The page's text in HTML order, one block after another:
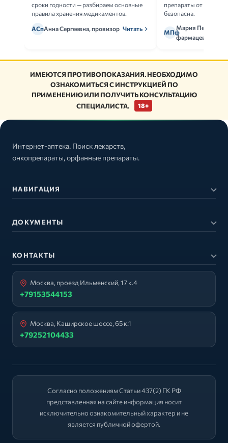
сроки годности — разбираем основные
правила хранения медикаментов.
АСпАнна Сергеевна, провизор Читать
препараты от
безопасна.
МПф
Мария Петрова,
фармацевт
ИМЕЮТСЯ ПРОТИВОПОКАЗАНИЯ. НЕОБХОДИМО
ОЗНАКОМИТЬСЯ С ИНСТРУКЦИЕЙ ПО
ПРИМЕНЕНИЮ ИЛИ ПОЛУЧИТЬ КОНСУЛЬТАЦИЮ
СПЕЦИАЛИСТА.
18+
Интернет-аптека. Поиск лекарств,
онкопрепараты, орфанные препараты.
НАВИГАЦИЯ
ДОКУМЕНТЫ
КОНТАКТЫ
Москва, проезд Ильменский, 17 к.4
+79153544153
Москва, Каширское шоссе, 65 к.1
+79252104433
Согласно положениям Статьи 437(2) ГК РФ
представленная на сайте информация носит
исключительно ознакомительный характер и не
является публичной офертой.